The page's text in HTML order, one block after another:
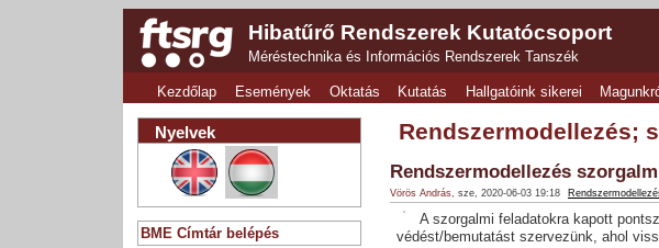
Hibatűrő Rendszerek Kutatócsoport
Méréstechnika és Információs Rendszerek Tanszék
Kezdőlap Események Oktatás Kutatás Hallgatóink sikerei
Rendszermodellezés;
Rendszermodellezés
Vörös András, sze, 2020-06-03 19:18
A szorgalmi feladatokra kapott
védést/bemutatást szervezünk, ahol
Nyelvek
BME Címtár belépés